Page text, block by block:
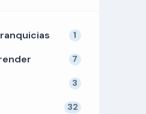
1
7
3
32